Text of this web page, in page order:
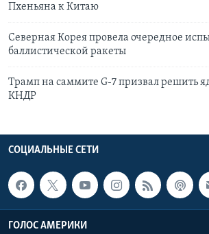
Пхеньяна к Китаю
Северная Корея провела очередное
баллистической ракеты
Трамп на саммите G-7 призвал решить
КНДР
СОЦИАЛЬНЫЕ СЕТИ
ГОЛОС АМЕРИКИ